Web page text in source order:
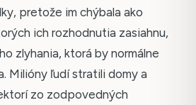
pretože im chýbala ako
ich rozhodnutia zasiahnu,
zlyhania, ktorá by normálne
Milióny ľudí stratili domy a
zo zodpovedných